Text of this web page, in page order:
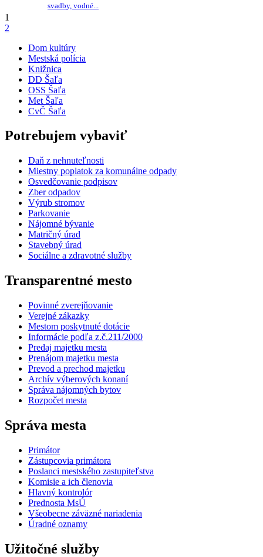
svadby, vodné...
1
2
Dom kultúry
Mestská polícia
Knižnica
DD Šaľa
OSS Šaľa
Met Šaľa
CvČ Šaľa
Potrebujem vybaviť
Daň z nehnuteľnosti
Miestny poplatok za komunálne odpady
Osvedčovanie podpisov
Zber odpadov
Výrub stromov
Parkovanie
Nájomné bývanie
Matričný úrad
Stavebný úrad
Sociálne a zdravotné služby
Transparentné mesto
Povinné zverejňovanie
Verejné zákazky
Mestom poskytnuté dotácie
Informácie podľa z.č.211/2000
Predaj majetku mesta
Prenájom majetku mesta
Prevod a prechod majetku
Archív výberových konaní
Správa nájomných bytov
Rozpočet mesta
Správa mesta
Primátor
Zástupcovia primátora
Poslanci mestského zastupiteľstva
Komisie a ich členovia
Hlavný kontrolór
Prednosta MsÚ
Všeobecne záväzné nariadenia
Úradné oznamy
Užitočné služby